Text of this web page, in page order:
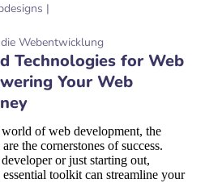
Webentwicklung
Technologies for Web
Your Web
of web development, the
the cornerstones of success.
or just starting out,
toolkit can streamline your